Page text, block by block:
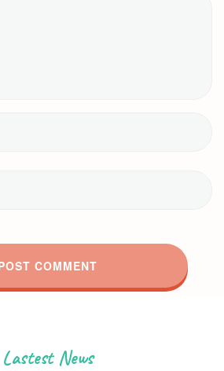
Lastest News